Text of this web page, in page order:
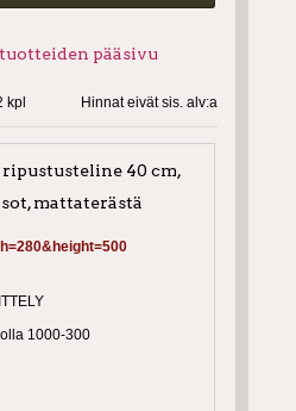
pääsivu
kpl Hinnat eivät sis. alv:a
40 cm,
mattaterästä
1000-300